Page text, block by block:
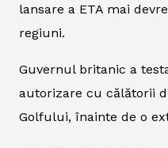
lansare a ETA mai
regiuni.
Guvernul britanic a
autorizare cu călătorii
Golfului, înainte de o